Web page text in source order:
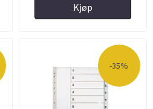
Kjøp
-35%